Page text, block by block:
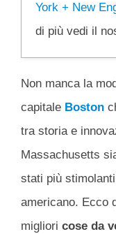
York + New
di più vedi il
Non manca la
capitale Boston
tra storia e
Massachusetts
stati più
americano. Ecco
migliori cose da